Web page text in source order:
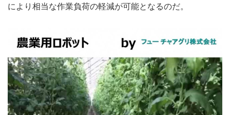
により相当な作業負荷の軽減が可能となるのだ。